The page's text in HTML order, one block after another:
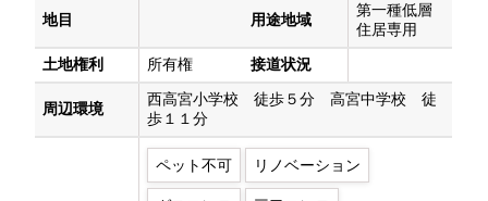
地目 用途地域
第一種低層
住居専用
土地権利
所有権 接道状況
周辺環境
西高宮小学校 徒歩５分 高宮中学校 徒
歩１１分
ペット不可 リノベーション